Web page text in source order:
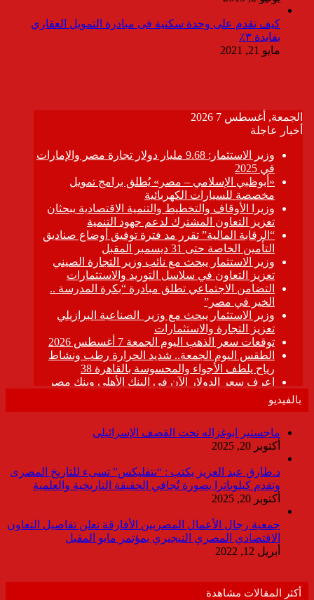
كيف تقدم على وحدة سكنية فى مبادرة التمويل العقاري
بفايدة ٣٪
مايو 21, 2021
بالفيديو
ماجستير ابوغزاله تحت القصف الإسرائيلى
أكتوبر 20, 2025
د.طارق عبد العزيز يكتب : “نتفليكس” تسىء للتاريخ المصرى
وتقدم كيلوباترا بصورة تُجافي الحقيقة التاريخية والعلمية
أكتوبر 20, 2025
جمعية رجال الأعمال المصريين الأفارقة تعلن تفاصيل التعاون
الاقتصادي المصري النيجيري بمؤتمر مايو المقبل
أبريل 12, 2022
أكثر المقالات مشاهدة